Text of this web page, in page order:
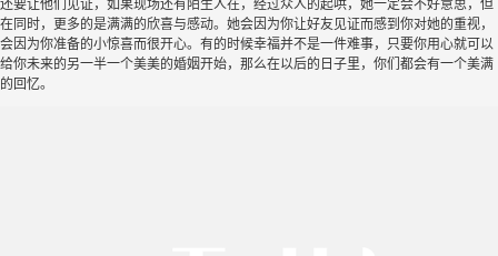
还要让他们见证，如果现场还有陌生人在，经过众人的起哄，她一定会不好意思，但
在同时，更多的是满满的欣喜与感动。她会因为你让好友见证而感到你对她的重视，
会因为你准备的小惊喜而很开心。有的时候幸福并不是一件难事，只要你用心就可以
给你未来的另一半一个美美的婚姻开始，那么在以后的日子里，你们都会有一个美满
的回忆。